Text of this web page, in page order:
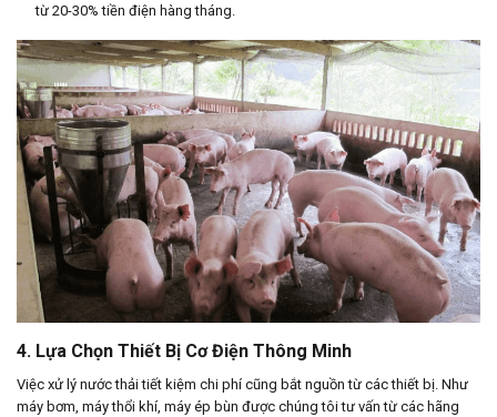
từ 20-30% tiền điện hàng tháng.
4. Lựa Chọn Thiết Bị Cơ Điện Thông Minh
Việc xử lý nước thải tiết kiệm chi phí cũng bắt nguồn từ các thiết bị. Như
máy bơm, máy thổi khí, máy ép bùn được chúng tôi tư vấn từ các hãng